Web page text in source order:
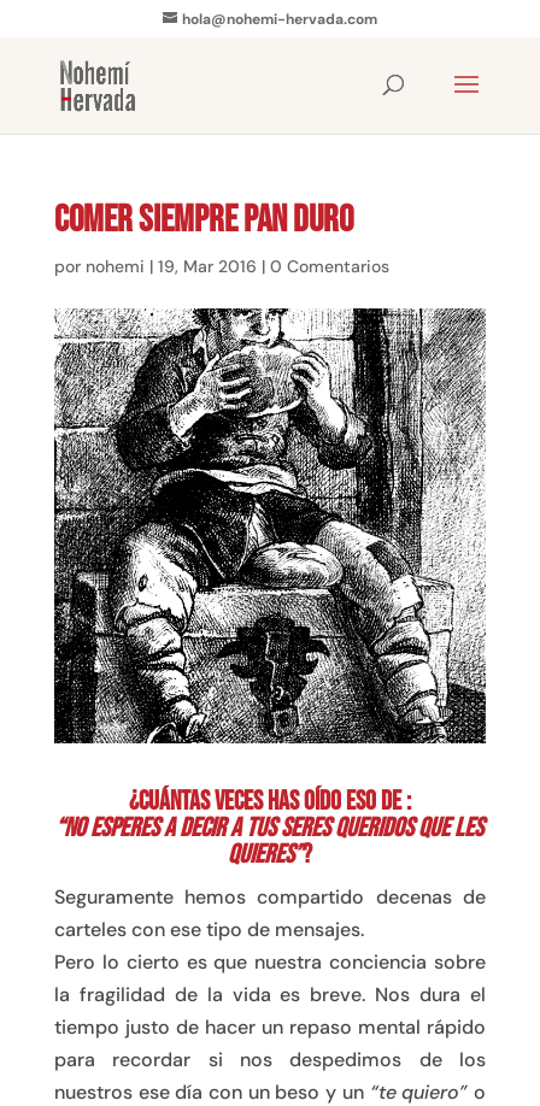
hola@nohemi-hervada.com
Comer siempre pan duro
por nohemi | 19, Mar 2016 | 0 Comentarios
¿Cuántas veces has oído eso de :
“No esperes a decir a tus seres queridos que les
quieres”?
Seguramente hemos compartido decenas de
carteles con ese tipo de mensajes.
Pero lo cierto es que nuestra conciencia sobre
la fragilidad de la vida es breve. Nos dura el
tiempo justo de hacer un repaso mental rápido
para recordar si nos despedimos de los
nuestros ese día con un beso y un “te quiero” o